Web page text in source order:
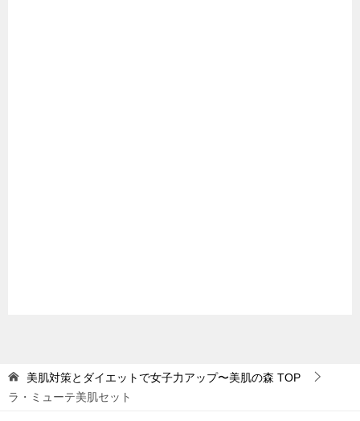
美肌対策とダイエットで女子力アップ〜美肌の森 TOP
ラ・ミューテ美肌セット